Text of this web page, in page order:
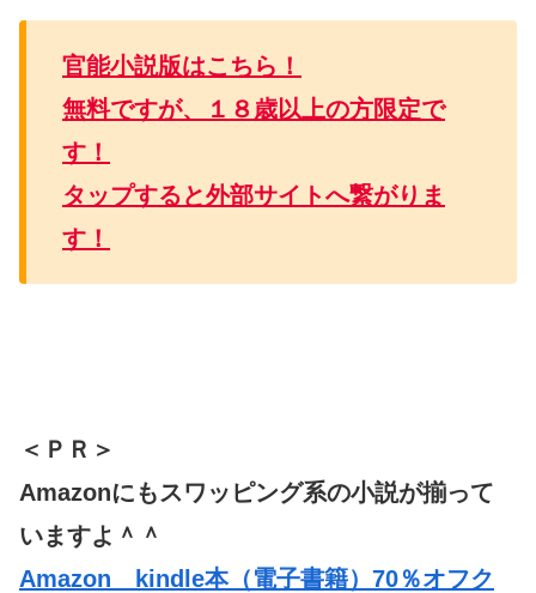
官能小説版はこちら！
無料ですが、１８歳以上の方限定で
す！
タップすると外部サイトへ繋がりま
す！
＜ＰＲ＞
Amazonにもスワッピング系の小説が揃って
いますよ＾＾
Amazon kindle本（電子書籍）70％オフク